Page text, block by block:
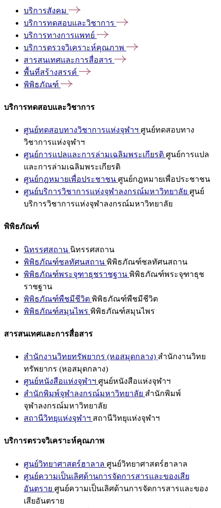
บริการสังคม
บริการทดสอบและวิชาการ
บริการทางการแพทย์
บริการตรวจวิเคราะห์คุณภาพ
สารสนเทศและการสื่อสาร
พื้นที่สร้างสรรค์
พิพิธภัณฑ์
บริการทดสอบและวิชาการ
ศูนย์ทดสอบทางวิชาการแห่งจุฬาฯ ศูนย์ทดสอบทาง
วิชาการแห่งจุฬาฯ
ศูนย์การแปลและการล่ามเฉลิมพระเกียรติ ศูนย์การแปล
และการล่ามเฉลิมพระเกียรติ
ศูนย์กฎหมายเพื่อประชาชน ศูนย์กฎหมายเพื่อประชาชน
ศูนย์บริการวิชาการแห่งจุฬาลงกรณ์มหาวิทยาลัย ศูนย์
บริการวิชาการแห่งจุฬาลงกรณ์มหาวิทยาลัย
พิพิธภัณฑ์
นิทรรศสถาน นิทรรศสถาน
พิพิธภัณฑ์ชลทัศนสถาน พิพิธภัณฑ์ชลทัศนสถาน
พิพิธภัณฑ์พระจุฑาธุชราชฐาน พิพิธภัณฑ์พระจุฑาธุช
ราชฐาน
พิพิธภัณฑ์พืชมีชีวิต พิพิธภัณฑ์พืชมีชีวิต
พิพิธภัณฑ์สมุนไพร พิพิธภัณฑ์สมุนไพร
สารสนเทศและการสื่อสาร
สำนักงานวิทยทรัพยากร (หอสมุดกลาง) สำนักงานวิทย
ทรัพยากร (หอสมุดกลาง)
ศูนย์หนังสือแห่งจุฬาฯ ศูนย์หนังสือแห่งจุฬาฯ
สำนักพิมพ์จุฬาลงกรณ์มหาวิทยาลัย สำนักพิมพ์
จุฬาลงกรณ์มหาวิทยาลัย
สถานีวิทยุแห่งจุฬาฯ สถานีวิทยุแห่งจุฬาฯ
บริการตรวจวิเคราะห์คุณภาพ
ศูนย์วิทยาศาสตร์ฮาลาล ศูนย์วิทยาศาสตร์ฮาลาล
ศูนย์ความเป็นเลิศด้านการจัดการสารและของเสีย
อันตราย ศูนย์ความเป็นเลิศด้านการจัดการสารและของ
เสียอันตราย